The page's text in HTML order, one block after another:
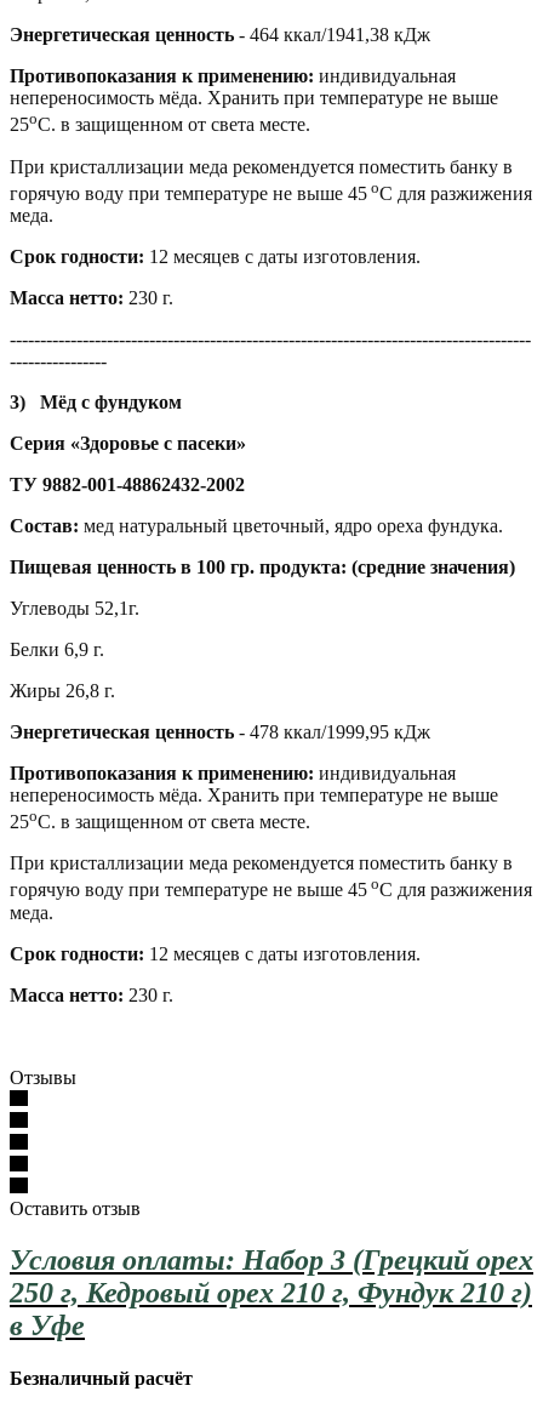
Энергетическая ценность - 464 ккал/1941,38 кДж
Противопоказания к применению: индивидуальная
непереносимость мёда. Хранить при температуре не выше
25оС. в защищенном от света месте.
При кристаллизации меда рекомендуется поместить банку в
горячую воду при температуре не выше 45 оС для разжижения
меда.
Срок годности: 12 месяцев с даты изготовления.
Масса нетто: 230 г.
--------------------------------------------------------------------------------------
----------------
3) Мёд с фундуком
Серия «Здоровье с пасеки»
ТУ 9882-001-48862432-2002
Состав: мед натуральный цветочный, ядро ореха фундука.
Пищевая ценность в 100 гр. продукта: (средние значения)
Углеводы 52,1г.
Белки 6,9 г.
Жиры 26,8 г.
Энергетическая ценность - 478 ккал/1999,95 кДж
Противопоказания к применению: индивидуальная
непереносимость мёда. Хранить при температуре не выше
25оС. в защищенном от света месте.
При кристаллизации меда рекомендуется поместить банку в
горячую воду при температуре не выше 45 оС для разжижения
меда.
Срок годности: 12 месяцев с даты изготовления.
Масса нетто: 230 г.
Отзывы
Оставить отзыв
Условия оплаты: Набор 3 (Грецкий орех
250 г, Кедровый орех 210 г, Фундук 210 г)
в Уфе
Безналичный расчёт